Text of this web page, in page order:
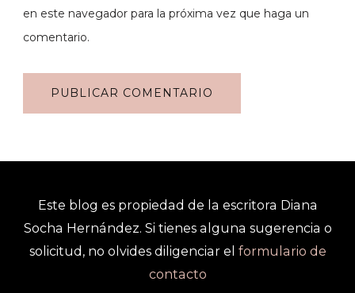
en este navegador para la próxima vez que haga un
comentario.
Este blog es propiedad de la escritora Diana
Socha Hernández. Si tienes alguna sugerencia o
solicitud, no olvides diligenciar el formulario de
contacto